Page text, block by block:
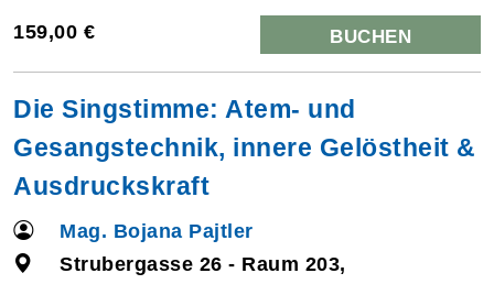
159,00 € BUCHEN
Die Singstimme: Atem- und
Gesangstechnik, innere Gelöstheit &
Ausdruckskraft
Mag. Bojana Pajtler
Strubergasse 26 - Raum 203,